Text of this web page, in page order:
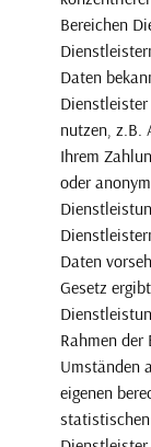
Bereichen
Daten
nutzen, z.B.
Ihrem
oder
Daten
Gesetz
Rahmen
Umständen
eigenen
statistischen